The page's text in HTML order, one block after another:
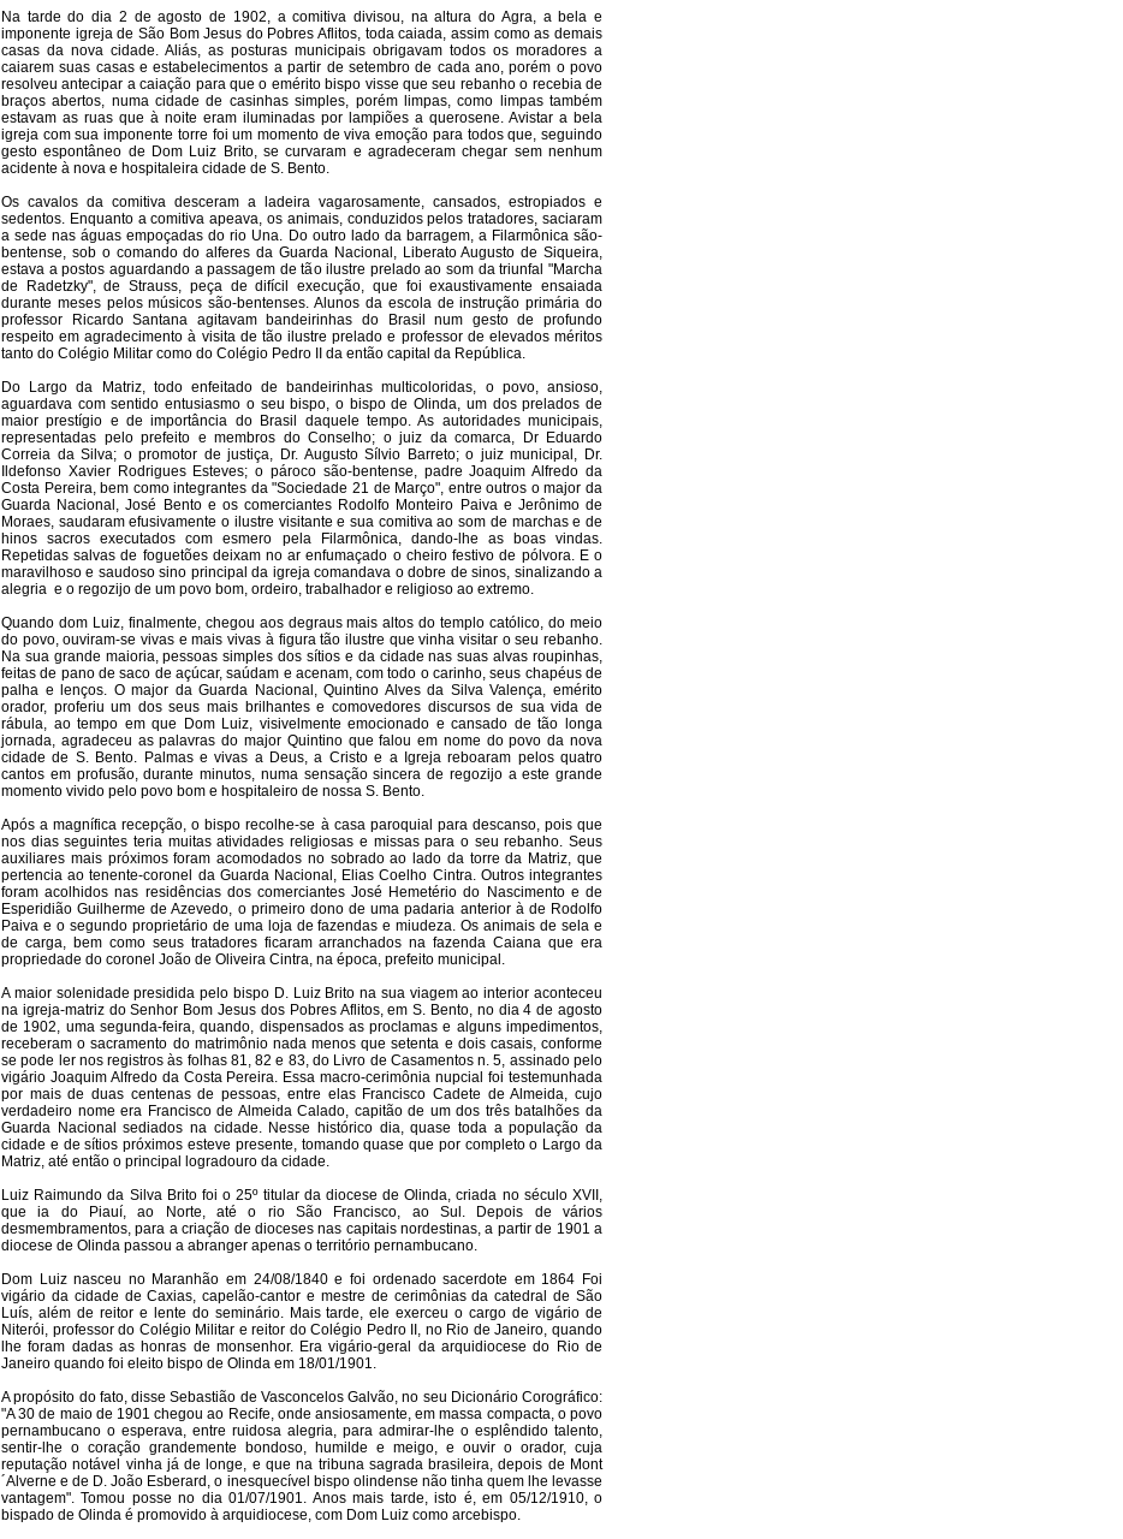
Na tarde do dia 2 de agosto de 1902, a comitiva divisou, na altura do Agra, a bela e
imponente igreja de São Bom Jesus do Pobres Aflitos, toda caiada, assim como as demais
casas da nova cidade. Aliás, as posturas municipais obrigavam todos os moradores a
caiarem suas casas e estabelecimentos a partir de setembro de cada ano, porém o povo
resolveu antecipar a caiação para que o emérito bispo visse que seu rebanho o recebia de
braços abertos, numa cidade de casinhas simples, porém limpas, como limpas também
estavam as ruas que à noite eram iluminadas por lampiões a querosene. Avistar a bela
igreja com sua imponente torre foi um momento de viva emoção para todos que, seguindo
gesto espontâneo de Dom Luiz Brito, se curvaram e agradeceram chegar sem nenhum
acidente à nova e hospitaleira cidade de S. Bento.
Os cavalos da comitiva desceram a ladeira vagarosamente, cansados, estropiados e
sedentos. Enquanto a comitiva apeava, os animais, conduzidos pelos tratadores, saciaram
a sede nas águas empoçadas do rio Una. Do outro lado da barragem, a Filarmônica são-
bentense, sob o comando do alferes da Guarda Nacional, Liberato Augusto de Siqueira,
estava a postos aguardando a passagem de tão ilustre prelado ao som da triunfal "Marcha
de Radetzky", de Strauss, peça de difícil execução, que foi exaustivamente ensaiada
durante meses pelos músicos são-bentenses. Alunos da escola de instrução primária do
professor Ricardo Santana agitavam bandeirinhas do Brasil num gesto de profundo
respeito em agradecimento à visita de tão ilustre prelado e professor de elevados méritos
tanto do Colégio Militar como do Colégio Pedro II da então capital da República.
Do Largo da Matriz, todo enfeitado de bandeirinhas multicoloridas, o povo, ansioso,
aguardava com sentido entusiasmo o seu bispo, o bispo de Olinda, um dos prelados de
maior prestígio e de importância do Brasil daquele tempo. As autoridades municipais,
representadas pelo prefeito e membros do Conselho; o juiz da comarca, Dr Eduardo
Correia da Silva; o promotor de justiça, Dr. Augusto Sílvio Barreto; o juiz municipal, Dr.
Ildefonso Xavier Rodrigues Esteves; o pároco são-bentense, padre Joaquim Alfredo da
Costa Pereira, bem como integrantes da "Sociedade 21 de Março", entre outros o major da
Guarda Nacional, José Bento e os comerciantes Rodolfo Monteiro Paiva e Jerônimo de
Moraes, saudaram efusivamente o ilustre visitante e sua comitiva ao som de marchas e de
hinos sacros executados com esmero pela Filarmônica, dando-lhe as boas vindas.
Repetidas salvas de foguetões deixam no ar enfumaçado o cheiro festivo de pólvora. E o
maravilhoso e saudoso sino principal da igreja comandava o dobre de sinos, sinalizando a
alegria e o regozijo de um povo bom, ordeiro, trabalhador e religioso ao extremo.
Quando dom Luiz, finalmente, chegou aos degraus mais altos do templo católico, do meio
do povo, ouviram-se vivas e mais vivas à figura tão ilustre que vinha visitar o seu rebanho.
Na sua grande maioria, pessoas simples dos sítios e da cidade nas suas alvas roupinhas,
feitas de pano de saco de açúcar, saúdam e acenam, com todo o carinho, seus chapéus de
palha e lenços. O major da Guarda Nacional, Quintino Alves da Silva Valença, emérito
orador, proferiu um dos seus mais brilhantes e comovedores discursos de sua vida de
rábula, ao tempo em que Dom Luiz, visivelmente emocionado e cansado de tão longa
jornada, agradeceu as palavras do major Quintino que falou em nome do povo da nova
cidade de S. Bento. Palmas e vivas a Deus, a Cristo e a Igreja reboaram pelos quatro
cantos em profusão, durante minutos, numa sensação sincera de regozijo a este grande
momento vivido pelo povo bom e hospitaleiro de nossa S. Bento.
Após a magnífica recepção, o bispo recolhe-se à casa paroquial para descanso, pois que
nos dias seguintes teria muitas atividades religiosas e missas para o seu rebanho. Seus
auxiliares mais próximos foram acomodados no sobrado ao lado da torre da Matriz, que
pertencia ao tenente-coronel da Guarda Nacional, Elias Coelho Cintra. Outros integrantes
foram acolhidos nas residências dos comerciantes José Hemetério do Nascimento e de
Esperidião Guilherme de Azevedo, o primeiro dono de uma padaria anterior à de Rodolfo
Paiva e o segundo proprietário de uma loja de fazendas e miudeza. Os animais de sela e
de carga, bem como seus tratadores ficaram arranchados na fazenda Caiana que era
propriedade do coronel João de Oliveira Cintra, na época, prefeito municipal.
A maior solenidade presidida pelo bispo D. Luiz Brito na sua viagem ao interior aconteceu
na igreja-matriz do Senhor Bom Jesus dos Pobres Aflitos, em S. Bento, no dia 4 de agosto
de 1902, uma segunda-feira, quando, dispensados as proclamas e alguns impedimentos,
receberam o sacramento do matrimônio nada menos que setenta e dois casais, conforme
se pode ler nos registros às folhas 81, 82 e 83, do Livro de Casamentos n. 5, assinado pelo
vigário Joaquim Alfredo da Costa Pereira. Essa macro-cerimônia nupcial foi testemunhada
por mais de duas centenas de pessoas, entre elas Francisco Cadete de Almeida, cujo
verdadeiro nome era Francisco de Almeida Calado, capitão de um dos três batalhões da
Guarda Nacional sediados na cidade. Nesse histórico dia, quase toda a população da
cidade e de sítios próximos esteve presente, tomando quase que por completo o Largo da
Matriz, até então o principal logradouro da cidade.
Luiz Raimundo da Silva Brito foi o 25º titular da diocese de Olinda, criada no século XVII,
que ia do Piauí, ao Norte, até o rio São Francisco, ao Sul. Depois de vários
desmembramentos, para a criação de dioceses nas capitais nordestinas, a partir de 1901 a
diocese de Olinda passou a abranger apenas o território pernambucano.
Dom Luiz nasceu no Maranhão em 24/08/1840 e foi ordenado sacerdote em 1864 Foi
vigário da cidade de Caxias, capelão-cantor e mestre de cerimônias da catedral de São
Luís, além de reitor e lente do seminário. Mais tarde, ele exerceu o cargo de vigário de
Niterói, professor do Colégio Militar e reitor do Colégio Pedro II, no Rio de Janeiro, quando
lhe foram dadas as honras de monsenhor. Era vigário-geral da arquidiocese do Rio de
Janeiro quando foi eleito bispo de Olinda em 18/01/1901.
A propósito do fato, disse Sebastião de Vasconcelos Galvão, no seu Dicionário Corográfico:
"A 30 de maio de 1901 chegou ao Recife, onde ansiosamente, em massa compacta, o povo
pernambucano o esperava, entre ruidosa alegria, para admirar-lhe o esplêndido talento,
sentir-lhe o coração grandemente bondoso, humilde e meigo, e ouvir o orador, cuja
reputação notável vinha já de longe, e que na tribuna sagrada brasileira, depois de Mont
´Alverne e de D. João Esberard, o inesquecível bispo olindense não tinha quem lhe levasse
vantagem". Tomou posse no dia 01/07/1901. Anos mais tarde, isto é, em 05/12/1910, o
bispado de Olinda é promovido à arquidiocese, com Dom Luiz como arcebispo.